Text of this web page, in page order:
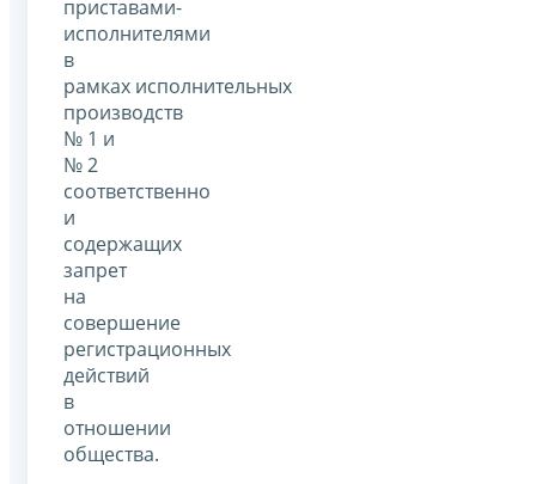
приставами-
исполнителями
в
рамках исполнительных
производств
№ 1 и
№ 2
соответственно
и
содержащих
запрет
на
совершение
регистрационных
действий
в
отношении
общества.